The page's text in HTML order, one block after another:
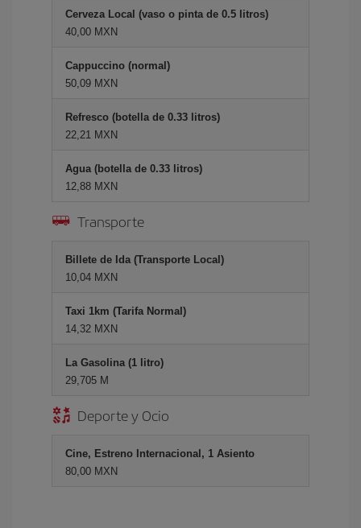
Cerveza Local (vaso o pinta de 0.5 litros)
40,00 MXN
Cappuccino (normal)
50,09 MXN
Refresco (botella de 0.33 litros)
22,21 MXN
Agua (botella de 0.33 litros)
12,88 MXN
Transporte
Billete de Ida (Transporte Local)
10,04 MXN
Taxi 1km (Tarifa Normal)
14,32 MXN
La Gasolina (1 litro)
29,705 M
Deporte y Ocio
Cine, Estreno Internacional, 1 Asiento
80,00 MXN